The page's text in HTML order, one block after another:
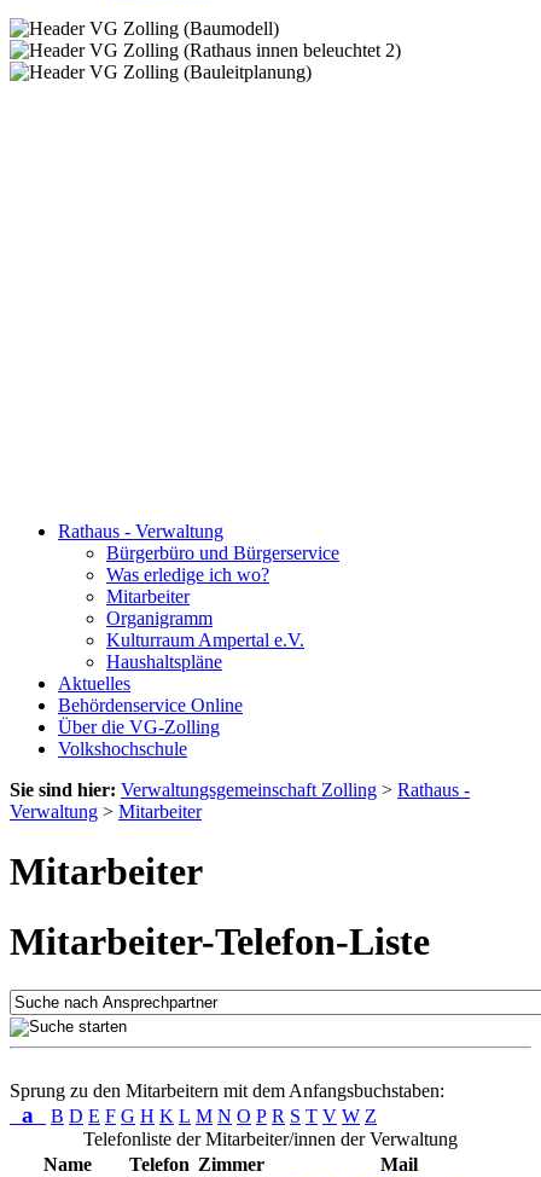
Rathaus - Verwaltung
Bürgerbüro und Bürgerservice
Was erledige ich wo?
Mitarbeiter
Organigramm
Kulturraum Ampertal e.V.
Haushaltspläne
Aktuelles
Behördenservice Online
Über die VG-Zolling
Volkshochschule
Sie sind hier: Verwaltungsgemeinschaft Zolling > Rathaus -
Verwaltung > Mitarbeiter
Mitarbeiter
Mitarbeiter-Telefon-Liste
Sprung zu den Mitarbeitern mit dem Anfangsbuchstaben:
a B D E F G H K L M N O P R S T V W Z
Telefonliste der Mitarbeiter/innen der Verwaltung
Name
Telefon Zimmer
Mail